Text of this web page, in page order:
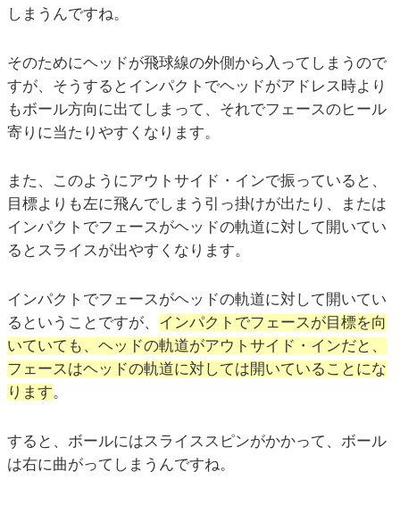
しまうんですね。
そのためにヘッドが飛球線の外側から入ってしまうので
すが、そうするとインパクトでヘッドがアドレス時より
もボール方向に出てしまって、それでフェースのヒール
寄りに当たりやすくなります。
また、このようにアウトサイド・インで振っていると、
目標よりも左に飛んでしまう引っ掛けが出たり、または
インパクトでフェースがヘッドの軌道に対して開いてい
るとスライスが出やすくなります。
インパクトでフェースがヘッドの軌道に対して開いてい
るということですが、 インパクトでフェースが目標を向
いていても、ヘッドの軌道がアウトサイド・インだと、
フェースはヘッドの軌道に対しては開いていることにな
ります。
すると、ボールにはスライススピンがかかって、ボール
は右に曲がってしまうんですね。